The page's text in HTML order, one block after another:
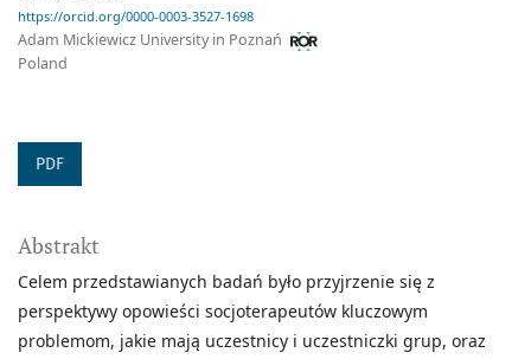
https://orcid.org/0000-0003-3527-1698
Adam Mickiewicz University in Poznań
Poland
PDF
Abstrakt
Celem przedstawianych badań było przyjrzenie się z
perspektywy opowieści socjoterapeutów kluczowym
problemom, jakie mają uczestnicy i uczestniczki grup, oraz